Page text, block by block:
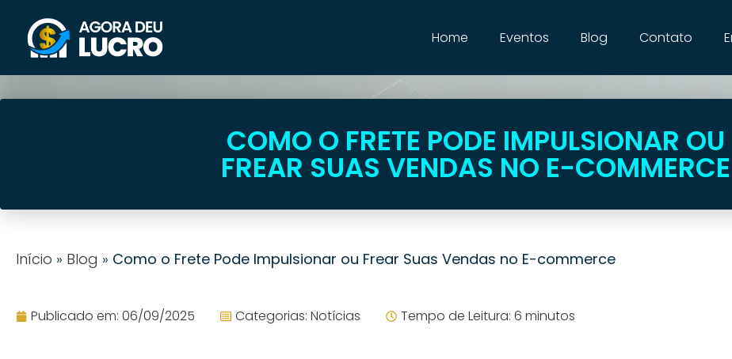
Home Eventos Blog Contato
COMO O FRETE PODE IMPULSIONAR OU
FREAR SUAS VENDAS NO E-COMMERCE
Início » Blog » Como o Frete Pode Impulsionar ou Frear Suas Vendas no E-commerce
Publicado em: 06/09/2025 Categorias: Notícias Tempo de Leitura: 6 minutos